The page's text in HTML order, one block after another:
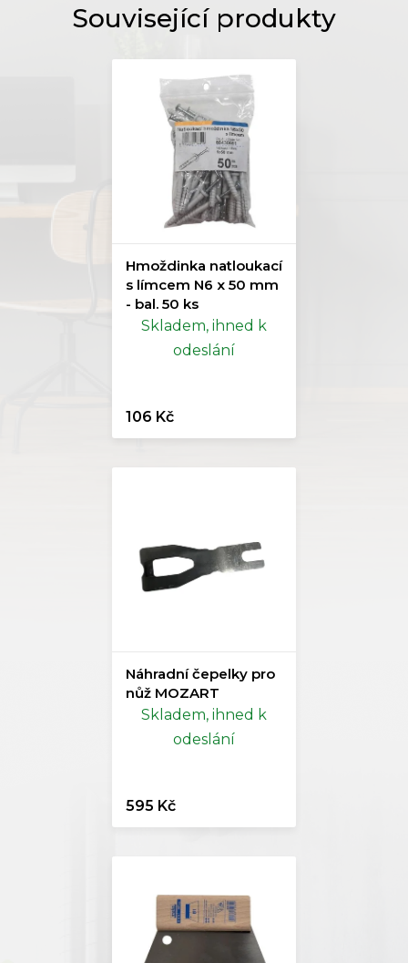
Hmoždinka natloukací
s límcem N6 x 50 mm
- bal. 50 ks
Skladem, ihned k
odeslání
106 Kč
Náhradní čepelky pro
nůž MOZART
Skladem, ihned k
odeslání
595 Kč